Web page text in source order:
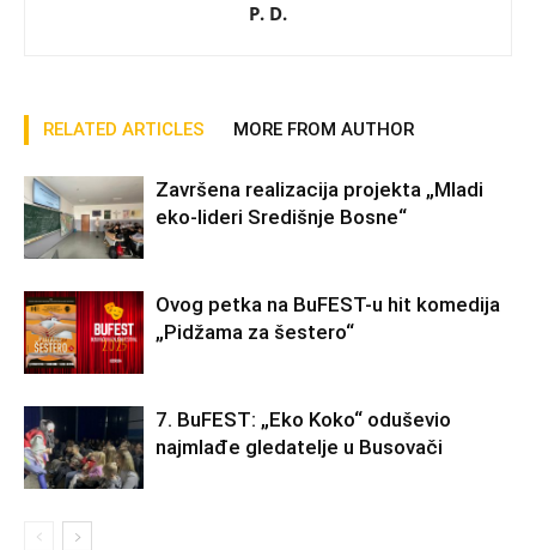
P. D.
RELATED ARTICLES MORE FROM AUTHOR
Završena realizacija projekta „Mladi
eko-lideri Središnje Bosne“
Ovog petka na BuFEST-u hit komedija
„Pidžama za šestero“
7. BuFEST: „Eko Koko“ oduševio
najmlađe gledatelje u Busovači